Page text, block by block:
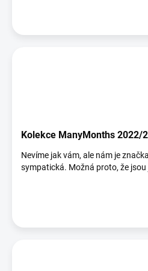
Kolekce ManyMonths 2022/
Nevíme jak vám, ale nám je
sympatická. Možná proto, že jsou